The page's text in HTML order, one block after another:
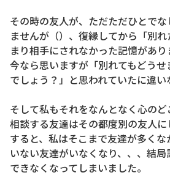
その時の友人が、ただただひとで
ませんが（）、復縁してから「別
まり相手にされなかった記憶があり
今なら思いますが「別れてもどう
でしょう？」と思われていたに違い
そして私もそれをなんとなく心の
相談する友達はその都度別の友人に
すると、私はそこまで友達が多く
いない友達がいなくなり、、、結
できなくなってしまいました。